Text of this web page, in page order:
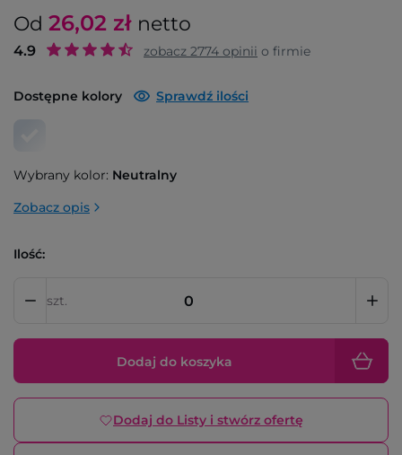
Od 26,02 zł netto
4.9 zobacz 2774 opinii o firmie
Dostępne kolory Sprawdź ilości
Wybrany kolor: Neutralny
Zobacz opis
Ilość:
szt.
Dodaj do koszyka
Dodaj do Listy i stwórz ofertę